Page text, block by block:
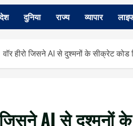
देश दुनिया राज्य व्यापार
वॉर हीरो जिसने AI से दुश्मनों के सीक्रेट
जिसने AI से